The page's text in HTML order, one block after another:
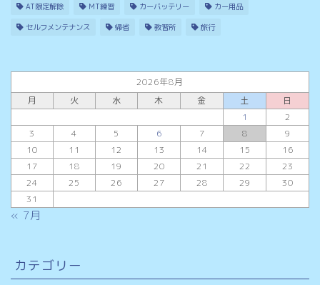
AT限定解除 MT練習 カーバッテリー カー用品
セルフメンテナンス 帰省 教習所 旅行
2026年8月
月
火 水 木 金 土
日
1
2
3
4 5 6 7 8
9
10
11 12 13 14 15
16
17
18 19 20 21 22
23
24
25 26 27 28 29
30
31
« 7月
カテゴリー